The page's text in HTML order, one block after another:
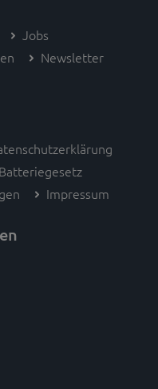
Jobs
Newsletter
Batteriegesetz
Impressum